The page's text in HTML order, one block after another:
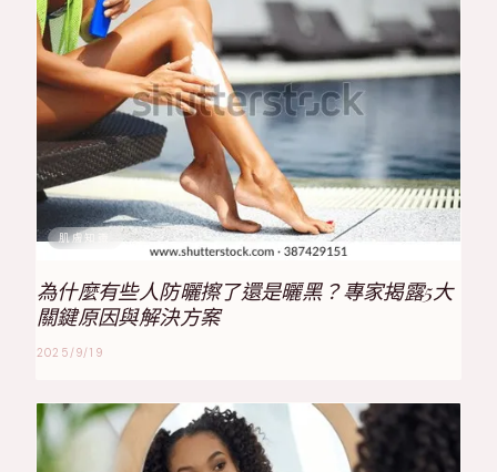
肌膚知識
為什麼有些人防曬擦了還是曬黑？專家揭露5大
關鍵原因與解決方案
2025/9/19